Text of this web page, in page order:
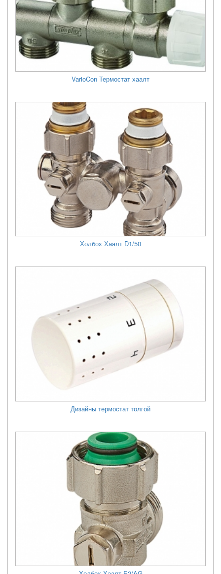
VarioCon Термостат хаалт
Холбох Хаалт D1/50
Дизайны термостат толгой